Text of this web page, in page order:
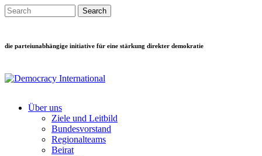
Direkt zum Inhalt
Search this site
die parteiunabhängige initiative für eine stärkung direkter demokratie
Main menu
Über uns
Ziele und Leitbild
Bundesvorstand
Regionalteams
Beirat